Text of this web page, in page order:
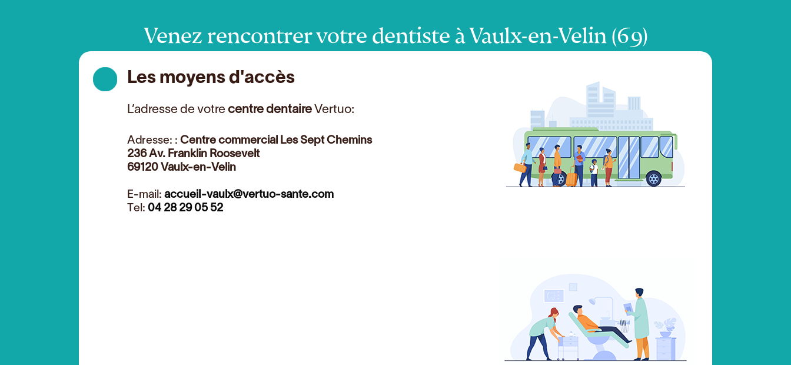
Venez rencontrer votre dentiste à Vaulx-en-Velin (69)
Les moyens d'accès
L’adresse de votrecentre dentaire Vertuo:
Adresse: :Centre commercial Les Sept Chemins
236 Av. Franklin Roosevelt
69120 Vaulx-en-Velin
E-mail:accueil-vaulx@vertuo-sante.com
Tel:04 28 29 05 52